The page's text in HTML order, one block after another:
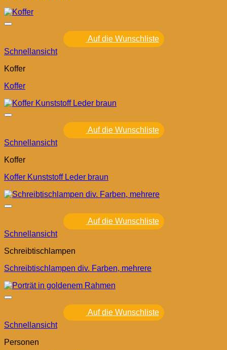
Auf die Wunschliste
Schnellansicht
Koffer
Koffer
Auf die Wunschliste
Schnellansicht
Koffer
Koffer Kunststoff Leder braun
Auf die Wunschliste
Schnellansicht
Schreibtischlampen
Schreibtischlampen div. Farben, mehrere
Auf die Wunschliste
Schnellansicht
Personen